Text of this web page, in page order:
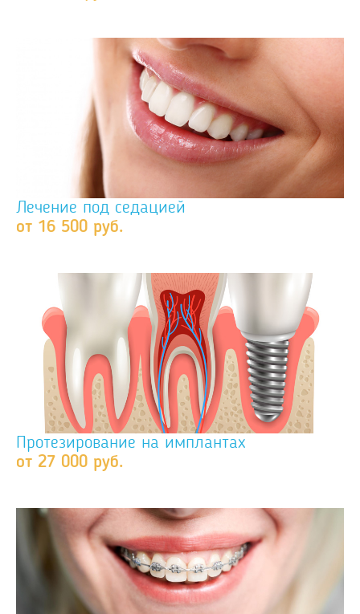
Лечение под седацией
от 16 500 руб.
Протезирование на имплантах
от 27 000 руб.